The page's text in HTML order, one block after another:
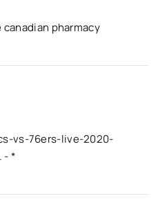
pharmacy
vs-76ers-live-2020-
- *